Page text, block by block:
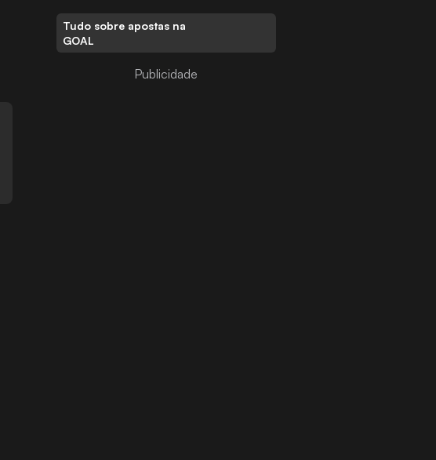
Tudo sobre apostas na
GOAL